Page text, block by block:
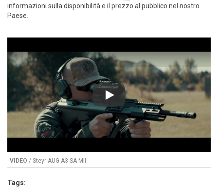
informazioni sulla disponibilità e il prezzo al pubblico nel nostro
Paese.
Play
VIDEO / Steyr AUG A3 SA MII
Tags: